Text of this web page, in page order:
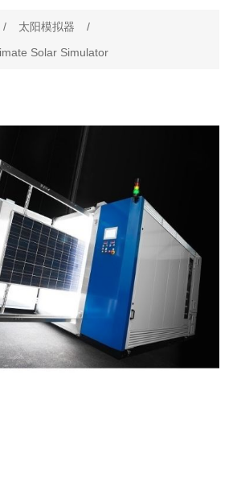
层扫描）整机
）
/ 太阳模拟器
/
Solar Simulator